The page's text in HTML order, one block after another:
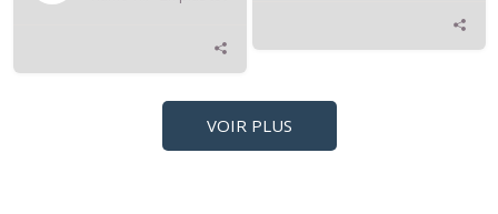
VOIR PLUS